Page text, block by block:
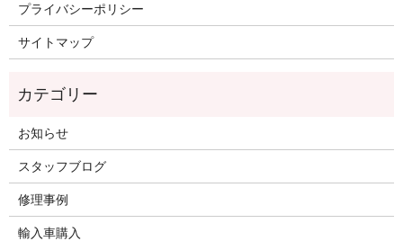
プライバシーポリシー
サイトマップ
お知らせ
スタッフブログ
修理事例
輸入車購入